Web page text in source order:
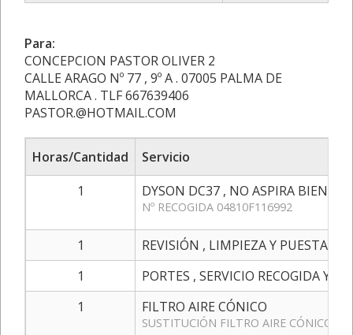
Para:
CONCEPCION PASTOR OLIVER 2
CALLE ARAGO Nº 77 , 9º A . 07005 PALMA DE
MALLORCA . TLF 667639406
PASTOR.@HOTMAIL.COM
Horas/Cantidad
Servicio
1
DYSON DC37 , NO ASPIRA BIEN ,
Nº RECOGIDA 04810F116992
1
REVISIÓN , LIMPIEZA Y PUESTA A
1
PORTES , SERVICIO RECOGIDA Y
1
FILTRO AIRE CÓNICO
SUSTITUCIÓN FILTRO AIRE CÓNICO ,